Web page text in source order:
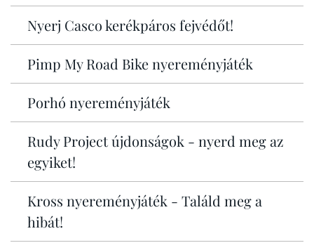
Nyerj Casco kerékpáros fejvédőt!
Pimp My Road Bike nyereményjáték
Porhó nyereményjáték
Rudy Project újdonságok - nyerd meg az
egyiket!
Kross nyereményjáték - Találd meg a
hibát!